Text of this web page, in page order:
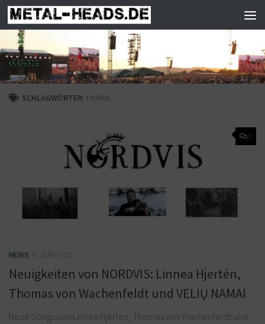
Zum Inhalt springen
SCHLAGWÖRTER: I ASKA
0
NEWS
Neuigkeiten von NORDVIS: Linnea Hjertén,
Thomas von Wachenfeldt und VĖLIŲ NAMAI
Neue Songs von Linnea Hjertén, Thomas von Wachenfeldt und